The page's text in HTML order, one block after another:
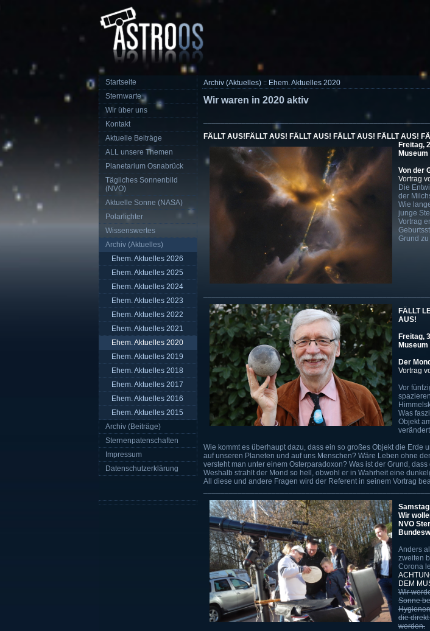
Startseite
Sternwarte
Wir über uns
Kontakt
Aktuelle Beiträge
ALL unsere Themen
Planetarium Osnabrück
Tägliches Sonnenbild
(NVO)
Aktuelle Sonne (NASA)
Polarlichter
Wissenswertes
Archiv (Aktuelles)
Ehem. Aktuelles 2026
Ehem. Aktuelles 2025
Ehem. Aktuelles 2024
Ehem. Aktuelles 2023
Ehem. Aktuelles 2022
Ehem. Aktuelles 2021
Ehem. Aktuelles 2020
Ehem. Aktuelles 2019
Ehem. Aktuelles 2018
Ehem. Aktuelles 2017
Ehem. Aktuelles 2016
Ehem. Aktuelles 2015
Archiv (Beiträge)
Sternenpatenschaften
Impressum
Datenschutzerklärung
Archiv (Aktuelles) :: Ehem. Aktuelles 2020
Wir waren in 2020 aktiv
FÄLLT AUS! FÄLLT AUS! FÄLLT AUS! FÄLLT AUS! FÄLLT AUS!
Freitag,
Von der
Vortrag
Die
der
Wie
junge
Vortrag
Grund
FÄLLT
AUS!
Freitag,
Der
Vortrag
Vor
Was
Objekt
Wie kommt es überhaupt dazu, dass ein so großes Objekt die Erde
auf unseren Planeten und auf uns Menschen? Wäre Leben ohne
versteht man unter einem Osterparadoxon? Was ist der Grund,
Weshalb strahlt der Mond so hell, obwohl er in Wahrheit eine
All diese und andere Fragen wird der Referent in seinem Vortrag
Wir
NVO
Anders
zweiten
Corona
DEM
Wir
Sonne
die
werden.